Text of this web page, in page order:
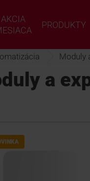
AKCIA
PRODUKTY
Moduly
a